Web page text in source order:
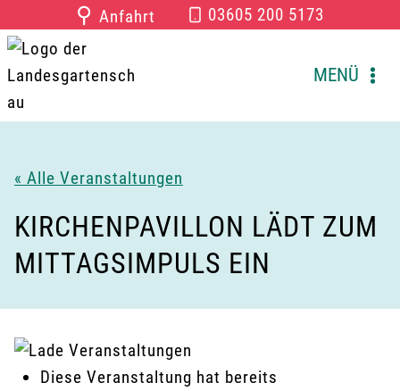
Inhalt
springen
⚲ Anfahrt 03605 200 5173
MENÜ
« Alle Veranstaltungen
KIRCHENPAVILLON LÄDT ZUM
MITTAGSIMPULS EIN
Diese Veranstaltung hat bereits